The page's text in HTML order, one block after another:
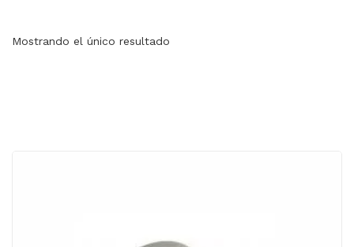
Mostrando el único resultado